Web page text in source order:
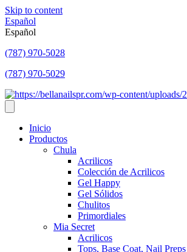
Skip to content
Español
Español
(787) 970-5028
(787) 970-5029
Inicio
Productos
Chula
Acrilicos
Colección de Acrilicos
Gel Happy
Gel Sólidos
Chulitos
Primordiales
Mia Secret
Acrilicos
Tops, Base Coat, Nail Preps